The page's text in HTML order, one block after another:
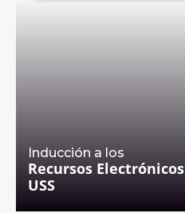
Inducción a los
Recursos Electrónicos
USS